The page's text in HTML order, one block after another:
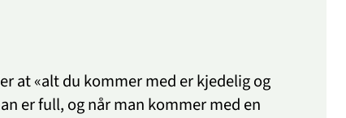
at «alt du kommer med er kjedelig og
er full, og når man kommer med en